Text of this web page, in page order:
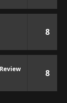
8
8